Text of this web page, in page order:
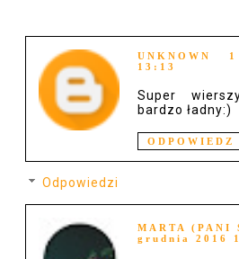
UNKNOWN
13:13
Super
bardzo ładny:)
ODPOWIEDZ
Odpowiedzi
MARTA (PANI
grudnia 2016